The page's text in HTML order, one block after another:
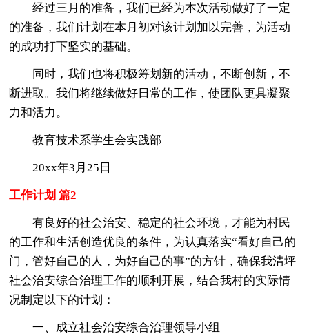
经过三月的准备，我们已经为本次活动做好了一定
的准备，我们计划在本月初对该计划加以完善，为活动
的成功打下坚实的基础。
同时，我们也将积极筹划新的活动，不断创新，不
断进取。我们将继续做好日常的工作，使团队更具凝聚
力和活力。
教育技术系学生会实践部
20xx年3月25日
工作计划 篇2
有良好的社会治安、稳定的社会环境，才能为村民
的工作和生活创造优良的条件，为认真落实“看好自己的
门，管好自己的人，为好自己的事”的方针，确保我清坪
社会治安综合治理工作的顺利开展，结合我村的实际情
况制定以下的计划：
一、成立社会治安综合治理领导小组